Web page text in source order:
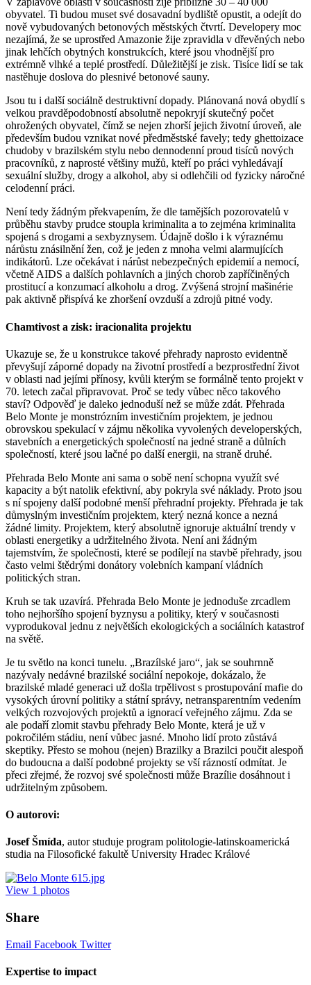
obyvatel. Ti budou muset své dosavadní bydliště opustit, a odejít do
nově vybudovaných betonových městských čtvrtí. Developery moc
nezajímá, že se uprostřed Amazonie žije zpravidla v dřevěných nebo
jinak lehčích obytných konstrukcích, které jsou vhodnější pro
extrémně vlhké a teplé prostředí. Důležitější je zisk. Tisíce lidí se tak
nastěhuje doslova do plesnivé betonové sauny.
Jsou tu i další sociálně destruktivní dopady. Plánovaná nová obydlí s
velkou pravděpodobností absolutně nepokryjí skutečný počet
ohrožených obyvatel, čímž se nejen zhorší jejich životní úroveň, ale
především budou vznikat nové předměstské favely; tedy ghettoizace
chudoby v brazilském stylu nebo dennodenní proud tisíců nových
pracovníků, z naprosté většiny mužů, kteří po práci vyhledávají
sexuální služby, drogy a alkohol, aby si odlehčili od fyzicky náročné
celodenní práci.
Není tedy žádným překvapením, že dle tamějších pozorovatelů v
průběhu stavby prudce stoupla kriminalita a to zejména kriminalita
spojená s drogami a sexbyznysem. Údajně došlo i k výraznému
nárůstu znásilnění žen, což je jeden z mnoha velmi alarmujících
indikátorů. Lze očekávat i nárůst nebezpečných epidemií a nemocí,
včetně AIDS a dalších pohlavních a jiných chorob zapříčiněných
prostitucí a konzumací alkoholu a drog. Zvýšená strojní mašinérie
pak aktivně přispívá ke zhoršení ovzduší a zdrojů pitné vody.
Chamtivost a zisk: iracionalita projektu
Ukazuje se, že u konstrukce takové přehrady naprosto evidentně
převyšují záporné dopady na životní prostředí a bezprostřední život
v oblasti nad jejími přínosy, kvůli kterým se formálně tento projekt v
70. letech začal připravovat. Proč se tedy vůbec něco takového
staví? Odpověď je daleko jednoduší než se může zdát. Přehrada
Belo Monte je monstrózním investičním projektem, je jednou
obrovskou spekulací v zájmu několika vyvolených developerských,
stavebních a energetických společností na jedné straně a důlních
společností, které jsou lačné po další energii, na straně druhé.
Přehrada Belo Monte ani sama o sobě není schopna využít své
kapacity a být natolik efektivní, aby pokryla své náklady. Proto jsou
s ní spojeny další podobné menší přehradní projekty. Přehrada je tak
důmyslným investičním projektem, který nezná konce a nezná
žádné limity. Projektem, který absolutně ignoruje aktuální trendy v
oblasti energetiky a udržitelného života. Není ani žádným
tajemstvím, že společnosti, které se podílejí na stavbě přehrady, jsou
často velmi štědrými donátory volebních kampaní vládních
politických stran.
Kruh se tak uzavírá. Přehrada Belo Monte je jednoduše zrcadlem
toho nejhoršího spojení byznysu a politiky, který v současnosti
vyprodukoval jednu z největších ekologických a sociálních katastrof
na světě.
Je tu světlo na konci tunelu. „Brazílské jaro“, jak se souhrnně
nazývaly nedávné brazilské sociální nepokoje, dokázalo, že
brazilské mladé generaci už došla trpělivost s prostupování mafie do
vysokých úrovní politiky a státní správy, netransparentním vedením
velkých rozvojových projektů a ignorací veřejného zájmu. Zda se
ale podaří zlomit stavbu přehrady Belo Monte, která je už v
pokročilém stádiu, není vůbec jasné. Mnoho lidí proto zůstává
skeptiky. Přesto se mohou (nejen) Brazilky a Brazilci poučit alespoň
do budoucna a další podobné projekty se vší rázností odmítat. Je
přeci zřejmé, že rozvoj své společnosti může Brazílie dosáhnout i
udržitelným způsobem.
O autorovi:
Josef Šmída, autor studuje program politologie-latinskoamerická
studia na Filosofické fakultě University Hradec Králové
View 1 photos
Share
Email Facebook Twitter
Expertise to impact